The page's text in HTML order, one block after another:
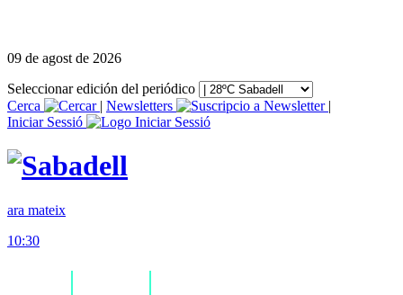
09 de agost de 2026
Seleccionar edición del periódico
Cerca
| Newsletters
|
Iniciar Sessió
ara mateix
10:30